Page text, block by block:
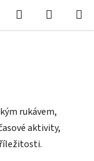
Hledat
KOŠÍK
rukávem,
aktivity,